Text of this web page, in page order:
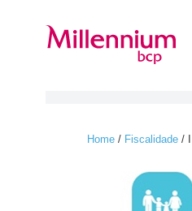
Home / Fiscalidade /